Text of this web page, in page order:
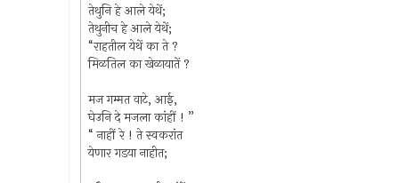
तेथुनि हे आले येथें;
तेथुनीच हे आले येथें;
“राहतील येथें का ते ?
मिळतिल का खेळायातें ?
मज गम्मत वाटे, आई,
घेउनि दे मजला कांहीं ! ”
“ नाहीं रे ! ते स्वकरांत
येणार गडया नाहीत;